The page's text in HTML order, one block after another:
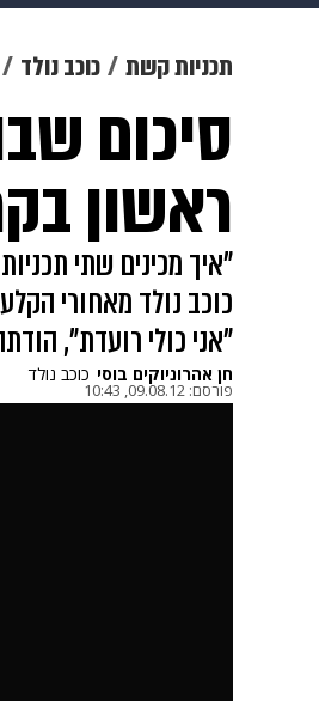
מוזיקה
דיגיטל
תכניות קשת כוכב נולד
סיכום
ראשון
"איך מכינים שתי
כוכב נולד מאחורי
"אני כולי רועדת",
חן אהרוניוקים בוסי כוכב נולד
פורסם: 09.08.12, 10:43